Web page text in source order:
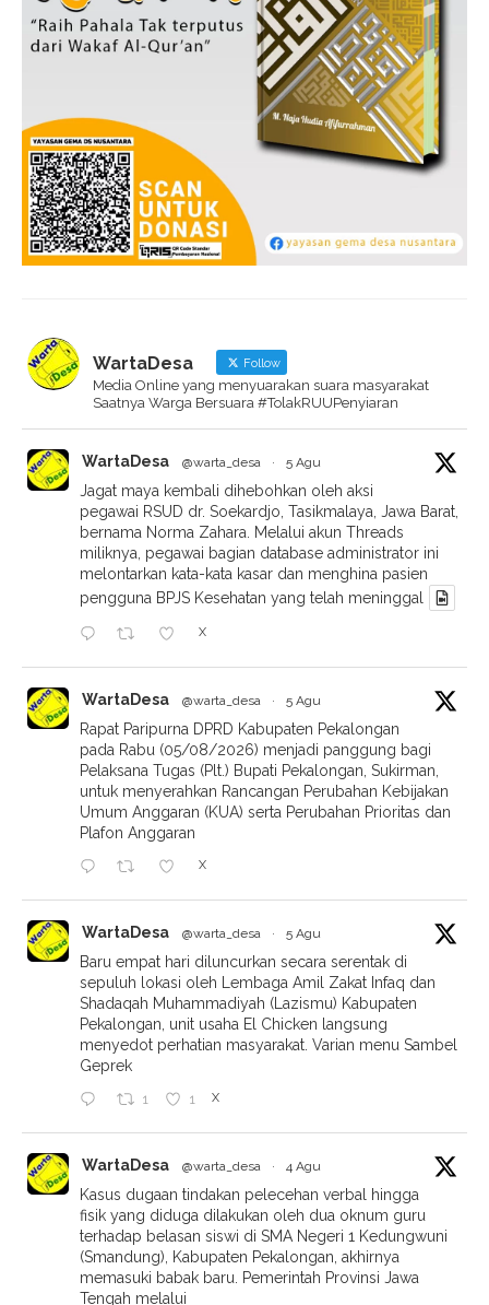
WartaDesa Follow
Media Online yang menyuarakan suara masyarakat
Saatnya Warga Bersuara #TolakRUUPenyiaran
WartaDesa @warta_desa · 5 Agu
Jagat maya kembali dihebohkan oleh aksi
pegawai RSUD dr. Soekardjo, Tasikmalaya, Jawa Barat,
bernama Norma Zahara. Melalui akun Threads
miliknya, pegawai bagian database administrator ini
melontarkan kata-kata kasar dan menghina pasien
pengguna BPJS Kesehatan yang telah meninggal
X
WartaDesa @warta_desa · 5 Agu
Rapat Paripurna DPRD Kabupaten Pekalongan
pada Rabu (05/08/2026) menjadi panggung bagi
Pelaksana Tugas (Plt.) Bupati Pekalongan, Sukirman,
untuk menyerahkan Rancangan Perubahan Kebijakan
Umum Anggaran (KUA) serta Perubahan Prioritas dan
Plafon Anggaran
X
WartaDesa @warta_desa · 5 Agu
Baru empat hari diluncurkan secara serentak di
sepuluh lokasi oleh Lembaga Amil Zakat Infaq dan
Shadaqah Muhammadiyah (Lazismu) Kabupaten
Pekalongan, unit usaha El Chicken langsung
menyedot perhatian masyarakat. Varian menu Sambel
Geprek
1 1 X
WartaDesa @warta_desa · 4 Agu
Kasus dugaan tindakan pelecehan verbal hingga
fisik yang diduga dilakukan oleh dua oknum guru
terhadap belasan siswi di SMA Negeri 1 Kedungwuni
(Smandung), Kabupaten Pekalongan, akhirnya
memasuki babak baru. Pemerintah Provinsi Jawa
Tengah melalui